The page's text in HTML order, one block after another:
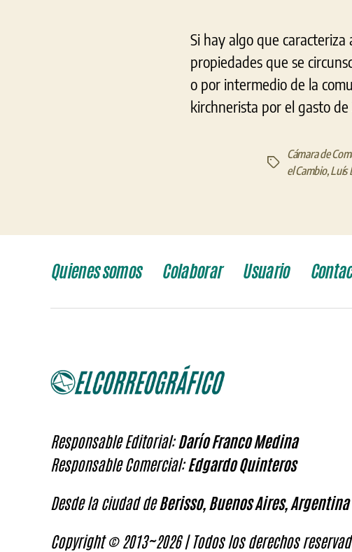
Si hay algo que
propiedades que se
o por intermedio de la
kirchnerista por el gasto
Etiquetas
Cámara de
el Cambio,Luís
Quienes somos Colaborar Usuario
Responsable Editorial:Darío Franco Medina
Responsable Comercial:Edgardo Quinteros
Desde la ciudad deBerisso, Buenos Aires, Argentina
Copyright © 2013~2026 | Todos los derechos